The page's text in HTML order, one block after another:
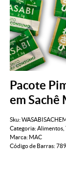
Pacote
em Sachê
Sku:
Categoria:Alimentos
Marca: MAC
Código de Barras: